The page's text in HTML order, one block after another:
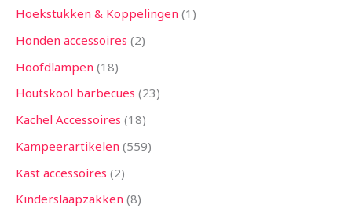
Hoekstukken & Koppelingen 1
Honden accessoires 2
Hoofdlampen 18
Houtskool barbecues 23
Kachel Accessoires 18
Kampeerartikelen 559
Kast accessoires 2
Kinderslaapzakken 8